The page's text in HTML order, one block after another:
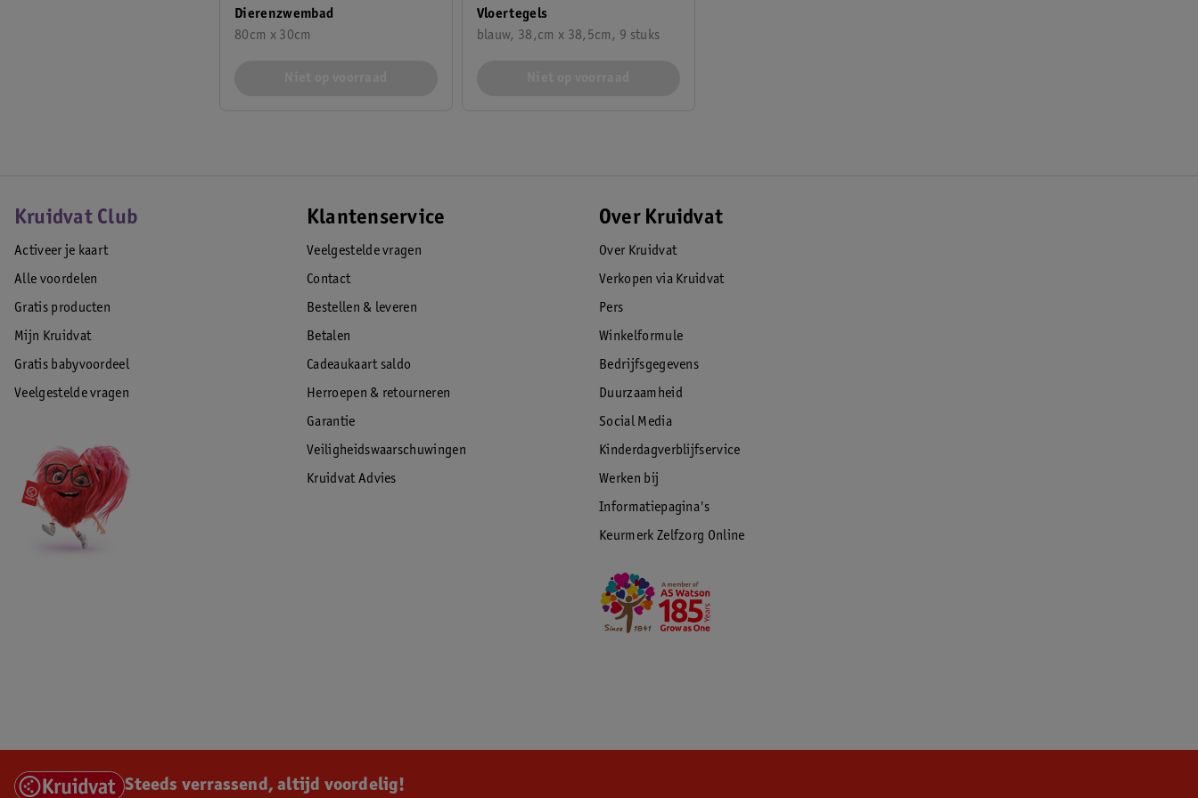
Dierenzwembad
80cm x 30cm
Vloertegels
blauw, 38,cm x 38,5cm, 9 stuks
Kruidvat Club
Activeer je kaart
Alle voordelen
Gratis producten
Mijn Kruidvat
Gratis babyvoordeel
Veelgestelde vragen
Klantenservice
Veelgestelde vragen
Contact
Bestellen & leveren
Betalen
Cadeaukaart saldo
Herroepen & retourneren
Garantie
Veiligheidswaarschuwingen
Kruidvat Advies
Over Kruidvat
Over Kruidvat
Verkopen via Kruidvat
Pers
Winkelformule
Bedrijfsgegevens
Duurzaamheid
Social Media
Kinderdagverblijfservice
Werken bij
Informatiepagina's
Keurmerk Zelfzorg Online
Steeds verrassend, altijd voordelig!